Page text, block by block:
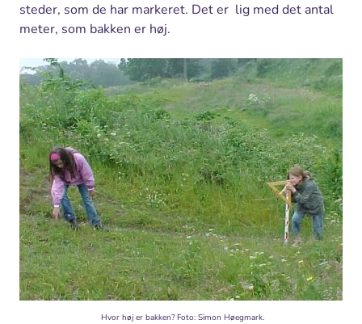
steder, som de har markeret. Det er lig med det antal
meter, som bakken er høj.
Hvor høj er bakken? Foto: Simon Høegmark.